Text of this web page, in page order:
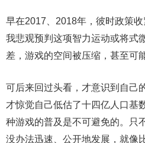
早在2017、2018年，彼时政策
我悲观预判这项智力运动或将式
差，游戏的空间被压缩，甚至可
可后来回过头看，才意识到自己
才惊觉自己低估了十四亿人口基
种游戏的普及是不可避免的。只
没办法迅速、公开地发展，就像